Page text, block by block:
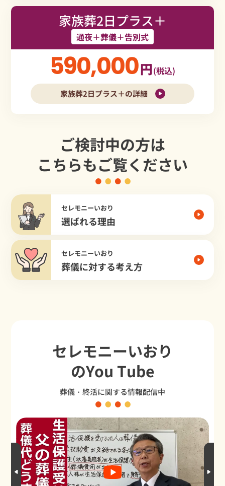
家族葬2日プラス＋
通夜＋葬儀＋告別式
590,000円(税込)
家族葬2日プラス＋の詳細
ご検討中の方は
こちらもご覧ください
セレモニーいおり
選ばれる理由
セレモニーいおり
葬儀に対する考え方
セレモニーいおり
のYou Tube
葬儀・終活に関する情報配信中